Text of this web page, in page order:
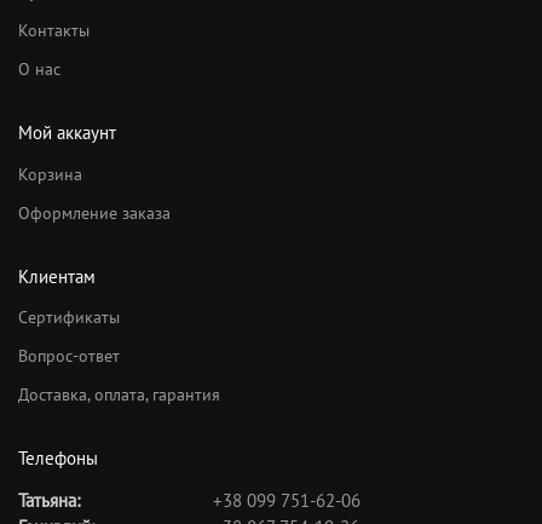
Контакты
О нас
Мой аккаунт
Корзина
Оформление заказа
Клиентам
Сертификаты
Вопрос-ответ
Доставка, оплата, гарантия
Телефоны
Татьяна:
+38 099 751-62-06